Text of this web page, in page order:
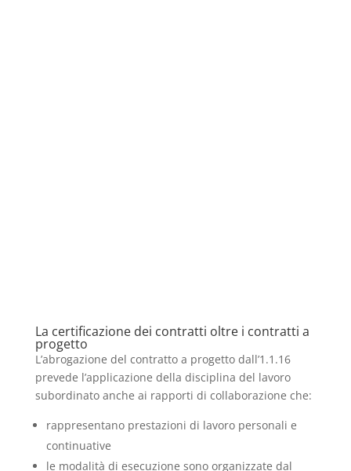
La certificazione dei contratti oltre i contratti a
progetto
L’abrogazione del contratto a progetto dall’1.1.16
prevede l’applicazione della disciplina del lavoro
subordinato anche ai rapporti di collaborazione che:
rappresentano prestazioni di lavoro personali e
continuative
le modalità di esecuzione sono organizzate dal